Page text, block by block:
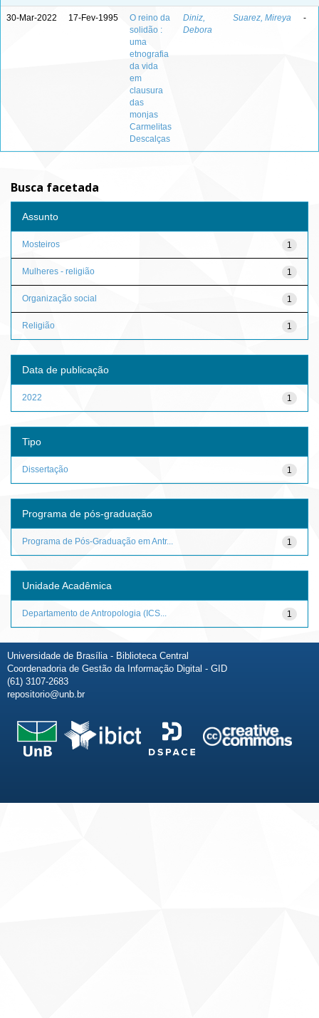
30-Mar-2022 17-Fev-1995
O reino da
solidão :
uma
etnografia
da vida
em
clausura
das
monjas
Carmelitas
Descalças
Diniz,
Debora
Suarez, Mireya -
Busca facetada
Assunto
1
Mosteiros
1
Mulheres - religião
1
Organização social
1
Religião
Data de publicação
1
2022
Tipo
1
Dissertação
Programa de pós-graduação
1
Programa de Pós-Graduação em Antr...
Unidade Acadêmica
1
Departamento de Antropologia (ICS...
Universidade de Brasília - Biblioteca Central
Coordenadoria de Gestão da Informação Digital - GID
(61) 3107-2683
repositorio@unb.br